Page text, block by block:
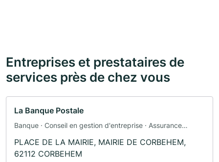
Entreprises et prestataires de
services près de chez vous
La Banque Postale
Banque · Conseil en gestion d'entreprise · Assurance
PLACE DE LA MAIRIE, MAIRIE DE CORBEHEM,
62112 CORBEHEM